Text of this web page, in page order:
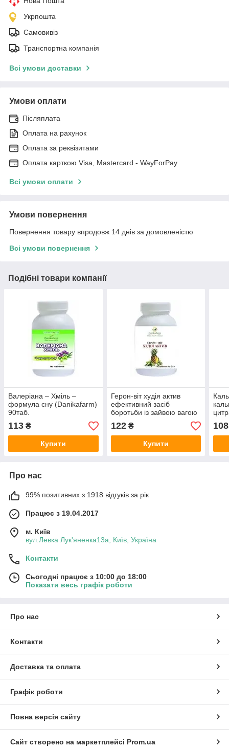
Укрпошта
Самовивіз
Транспортна компанія
Всі умови доставки
Умови оплати
Післяплата
Оплата на рахунок
Оплата за реквізитами
Оплата карткою Visa, Mastercard - WayForPay
Всі умови оплати
Умови повернення
Повернення товару впродовж 14 днів за домовленістю
Всі умови повернення
Подібні товари компанії
Валеріана – Хміль –
формула сну (Danikafarm)
90таб.
113 ₴
Купити
Герон-віт худія актив
ефективний засіб
боротьби із зайвою вагою
(Danikafarm) 90таб.
122₴
Купити
108
Про нас
99% позитивних з 1918 відгуків за рік
Працює з 19.04.2017
м. Київ
вул.Левка Лук'яненка13а, Київ, Україна
Контакти
Сьогодні працює з 10:00 до 18:00
Показати весь графік роботи
Про нас
Контакти
Доставка та оплата
Графік роботи
Повна версія сайту
Сайт створено на маркетплейсі Prom.ua